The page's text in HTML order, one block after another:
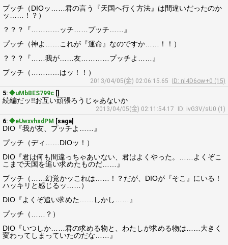
プッチ（DIOッ……君の言う『天国へ行く方法』は間違いだったのか
ッ……！？）
？？？『…………ッチ……プッチ……』
プッチ（神よ……これが『運命』なのですか……！！）
？？？『……我が……友…………プッチよ……』
プッチ（…………はッ！！）
2013/04/05(金) 02:06:15.65
ID: nl4D6ow+0 (15)
5: ◆uMbBES799c []
続編だッ!!お互い頑張ろうじゃあないか
2013/04/05(金) 02:11:54.17
ID: ivG3V/sU0 (1)
6: ◆eUwxvhsdPM [saga]
DIO『我が友、プッチよ……』
プッチ（ディ……DIOッ！）
DIO『君は何も間違っちゃあいない、君はよくやった。……よくぞこ
こまで天国を追い求めたものだ……』
プッチ（……幻覚かッこれは……！？だが、DIOが『そこ』にいる！
ハッキリと感じるッ……）
DIO『よくぞ追い求めた……しかし……』
プッチ（……？）
DIO『いつしか……君の求める物と、わたしが求める物は……大きく
変わってしまっていたのだな……』